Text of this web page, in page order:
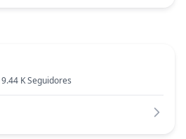
9.44 KSeguidores